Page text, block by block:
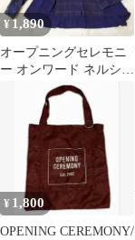
¥1,890
オープニングセレモニ
ー オンワード ネルシャ
ツ×シフォン生地シャツ
ネイビー S
¥ 1,800
OPENING CEREMONY/